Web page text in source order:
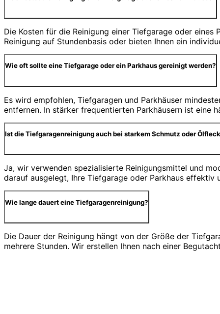
Die Kosten für die Reinigung einer Tiefgarage oder
Reinigung auf Stundenbasis oder bieten Ihnen ein
Wie oft sollte eine Tiefgarage oder ein Parkhaus gereinigt werden?
Es wird empfohlen, Tiefgaragen und Parkhäuser
entfernen. In stärker frequentierten Parkhäusern ist eine
Ist die Tiefgaragenreinigung auch bei starkem Schmutz oder
Ja, wir verwenden spezialisierte Reinigungsmittel und
darauf ausgelegt, Ihre Tiefgarage oder Parkhaus effektiv
Wie lange dauert eine Tiefgaragenreinigung?
Die Dauer der Reinigung hängt von der Größe der
mehrere Stunden. Wir erstellen Ihnen nach einer